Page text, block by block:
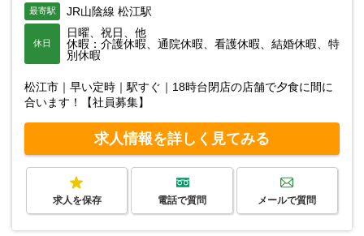
最寄駅 JR山陰線 松江駅
休日
日曜、祝日、他
休暇：介護休暇、通院休暇、看護休暇、結婚休暇、特
別休暇
松江市｜早い定時｜駅すぐ｜18時台閉店の店舗で夕食に間に
合います！【社員募集】
求人情報を詳しく見てみる
求人を保存 電話で質問 メールで質問